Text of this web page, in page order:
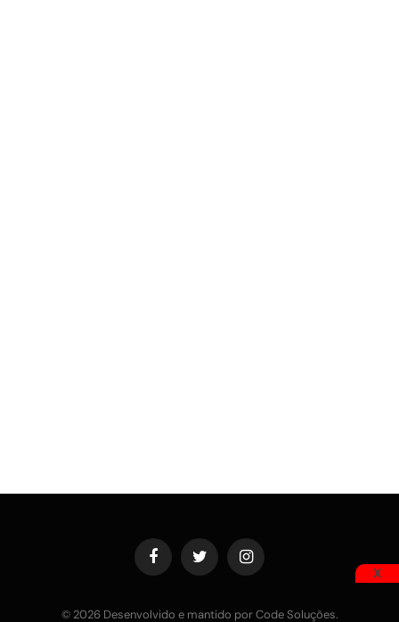
FacebookTwitter Instagram
© 2026 Desenvolvido e mantido por Code Soluções.
X